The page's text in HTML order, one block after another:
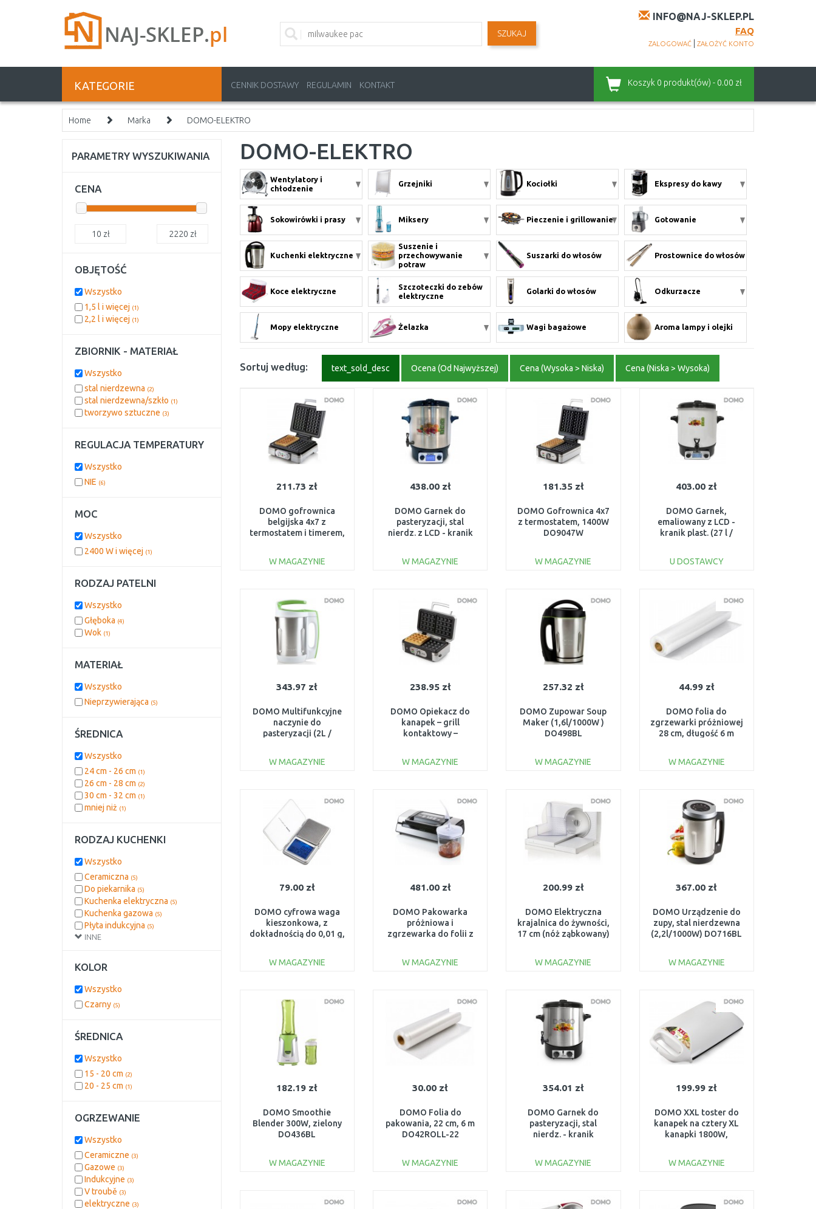
INFO@NAJ-SKLEP.PL
FAQ
ZALOGOWAĆ ZAŁOŻYĆ KONTO
SZUKAJ
KATEGORIE CENNIK DOSTAWY REGULAMIN KONTAKT Koszyk 0 produkt(ów) - 0.00 zł
Home Marka DOMO-ELEKTRO
DOMO-ELEKTRO
Wentylatory i
chłodzenie
Grzejniki Kociołki Ekspresy do kawy
Sokowirówki i prasy Miksery Pieczenie i grillowanie Gotowanie
Kuchenki elektryczne
Suszenie i
przechowywanie
potraw
Suszarki do włosów Prostownice do włosów
Koce elektryczne
Szczoteczki do zebów
elektryczne
Golarki do włosów Odkurzacze
Mopy elektryczne Żelazka Wagi bagażowe Aroma lampy i olejki
Sortuj według: text_sold_desc Ocena (Od Najwyższej) Cena (Wysoka > Niska) Cena (Niska > Wysoka)
211.73 zł
DOMO gofrownica
belgijska 4x7 z
termostatem i timerem,
W MAGAZYNIE
Do porównania
438.00 zł
DOMO Garnek do
pasteryzacji, stal
nierdz. z LCD - kranik
W MAGAZYNIE
Do porównania
181.35 zł
DOMO Gofrownica 4x7
z termostatem, 1400W
DO9047W
W MAGAZYNIE
Do porównania
403.00 zł
DOMO Garnek,
emaliowany z LCD -
kranik plast. (27 l /
U DOSTAWCY
Do porównania
343.97 zł
DOMO Multifunkcyjne
naczynie do
pasteryzacji (2L /
W MAGAZYNIE
Do porównania
238.95 zł
DOMO Opiekacz do
kanapek – grill
kontaktowy –
W MAGAZYNIE
Do porównania
257.32 zł
DOMO Zupowar Soup
Maker (1,6l/1000W )
DO498BL
W MAGAZYNIE
Do porównania
44.99 zł
DOMO folia do
zgrzewarki próżniowej
28 cm, długość 6 m
W MAGAZYNIE
Do porównania
79.00 zł
DOMO cyfrowa waga
kieszonkowa, z
dokładnością do 0,01 g,
W MAGAZYNIE
Do porównania
481.00 zł
DOMO Pakowarka
próżniowa i
zgrzewarka do folii z
próżniowy DO331L
W MAGAZYNIE
Do porównania
200.99 zł
DOMO Elektryczna
krajalnica do żywności,
17 cm (nóż ząbkowany)
W MAGAZYNIE
Do porównania
367.00 zł
DOMO Urządzenie do
zupy, stal nierdzewna
(2,2l/1000W) DO716BL
W MAGAZYNIE
Do porównania
182.19 zł
DOMO Smoothie
Blender 300W, zielony
DO436BL
W MAGAZYNIE
Do porównania
30.00 zł
DOMO Folia do
pakowania, 22 cm, 6 m
DO42ROLL-22
W MAGAZYNIE
Do porównania
354.01 zł
DOMO Garnek do
pasteryzacji, stal
nierdz. - kranik
W MAGAZYNIE
Do porównania
199.99 zł
DOMO XXL toster do
kanapek na cztery XL
kanapki 1800W,
W MAGAZYNIE
Do porównania
PARAMETRY WYSZUKIWANIA
CENA
10 zł 2220 zł
OBJĘTOŚĆ
Wszystko
1,5 l i więcej (1)
2,2 l i więcej (1)
ZBIORNIK - MATERIAŁ
Wszystko
stal nierdzewna (2)
stal nierdzewna/szkło (1)
tworzywo sztuczne (3)
REGULACJA TEMPERATURY
Wszystko
NIE (6)
MOC
Wszystko
2400 W i więcej (1)
RODZAJ PATELNI
Wszystko
Głęboka (4)
Wok (1)
MATERIAŁ
Wszystko
Nieprzywierająca (5)
ŚREDNICA
Wszystko
24 cm - 26 cm (1)
26 cm - 28 cm (2)
30 cm - 32 cm (1)
mniej niż (1)
RODZAJ KUCHENKI
INNE
Wszystko
Ceramiczna (5)
Do piekarnika (5)
Kuchenka elektryczna (5)
Kuchenka gazowa (5)
Płyta indukcyjna (5)
KOLOR
Wszystko
Czarny (5)
ŚREDNICA
Wszystko
15 - 20 cm (2)
20 - 25 cm (1)
OGRZEWANIE
Wszystko
Ceramiczne (3)
Gazowe (3)
Indukcyjne (3)
V troubě (3)
elektryczne (3)